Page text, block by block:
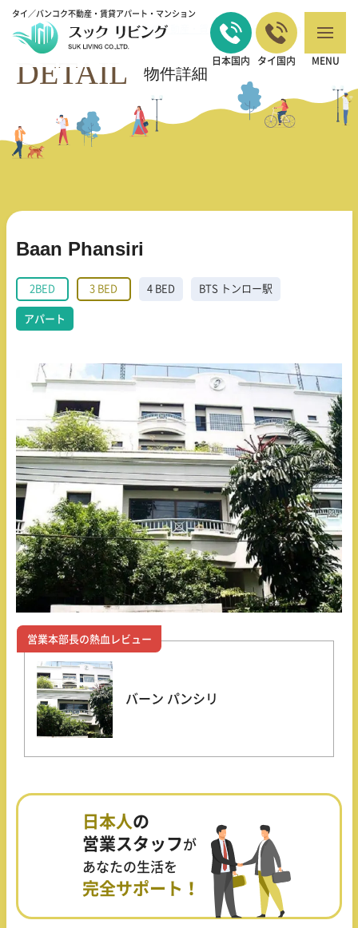
タイ／バンコク不動産・賃貸アパート・マンション
日本国内 タイ国内 MENU
バンコクの不動産・賃貸 TOP> 2BED >Baan Phansiri
DETAIL 物件詳細
Baan Phansiri
2BED 3 BED 4 BED BTS トンロー駅
アパート
営業本部長の熱血レビュー
バーン パンシリ
日本人 の
営業スタッフが
あなたの生活を
完全サポート！